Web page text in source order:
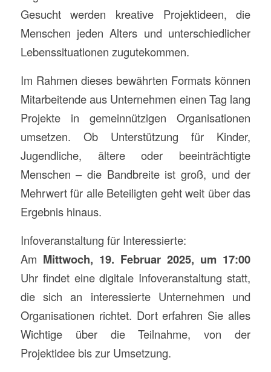
Gesucht werden kreative Projektideen, die
Menschen jeden Alters und unterschiedlicher
Lebenssituationen zugutekommen.
Im Rahmen dieses bewährten Formats können
Mitarbeitende aus Unternehmen einen Tag lang
Projekte in gemeinnützigen Organisationen
umsetzen. Ob Unterstützung für Kinder,
Jugendliche, ältere oder beeinträchtigte
Menschen – die Bandbreite ist groß, und der
Mehrwert für alle Beteiligten geht weit über das
Ergebnis hinaus.
Infoveranstaltung für Interessierte:
Am Mittwoch, 19. Februar 2025, um 17:00
Uhr findet eine digitale Infoveranstaltung statt,
die sich an interessierte Unternehmen und
Organisationen richtet. Dort erfahren Sie alles
Wichtige über die Teilnahme, von der
Projektidee bis zur Umsetzung.